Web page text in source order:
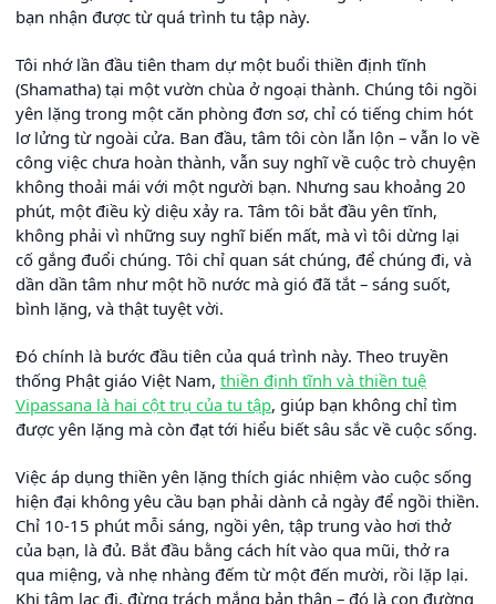
bạn nhận được từ quá trình tu tập này.
Tôi nhớ lần đầu tiên tham dự một buổi thiền định tĩnh
(Shamatha) tại một vườn chùa ở ngoại thành. Chúng tôi ngồi
yên lặng trong một căn phòng đơn sơ, chỉ có tiếng chim hót
lơ lửng từ ngoài cửa. Ban đầu, tâm tôi còn lẫn lộn – vẫn lo về
công việc chưa hoàn thành, vẫn suy nghĩ về cuộc trò chuyện
không thoải mái với một người bạn. Nhưng sau khoảng 20
phút, một điều kỳ diệu xảy ra. Tâm tôi bắt đầu yên tĩnh,
không phải vì những suy nghĩ biến mất, mà vì tôi dừng lại
cố gắng đuổi chúng. Tôi chỉ quan sát chúng, để chúng đi, và
dần dần tâm như một hồ nước mà gió đã tắt – sáng suốt,
bình lặng, và thật tuyệt vời.
Đó chính là bước đầu tiên của quá trình này. Theo truyền
thống Phật giáo Việt Nam, thiền định tĩnh và thiền tuệ
Vipassana là hai cột trụ của tu tập, giúp bạn không chỉ tìm
được yên lặng mà còn đạt tới hiểu biết sâu sắc về cuộc sống.
Việc áp dụng thiền yên lặng thích giác nhiệm vào cuộc sống
hiện đại không yêu cầu bạn phải dành cả ngày để ngồi thiền.
Chỉ 10-15 phút mỗi sáng, ngồi yên, tập trung vào hơi thở
của bạn, là đủ. Bắt đầu bằng cách hít vào qua mũi, thở ra
qua miệng, và nhẹ nhàng đếm từ một đến mười, rồi lặp lại.
Khi tâm lạc đi, đừng trách mắng bản thân – đó là con đường